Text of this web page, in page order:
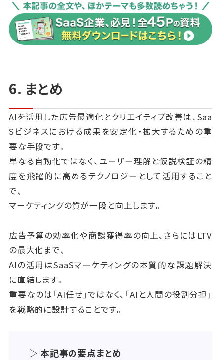
6. まとめ
AIを活用した広告最適化とクリエイティブ改善は、Saa
Sビジネスにおける成果を安定化・拡大するための重
要な手段です。
単なる自動化ではなく、ユーザー理解と仮説検証の精
度を飛躍的に高めるテクノロジーとして活用すること
で、
マーケティングの質が一段と向上します。
広告予算の効率化や商談獲得率の向上、さらにはLTV
の最大化まで、
AIの活用はSaaSマーケティングの本質的な課題解決
に直結します。
重要なのは「AI任せ」ではなく、「AIと人間の役割分担」
を戦略的に設計することです。
▷ 本記事の要点まとめ